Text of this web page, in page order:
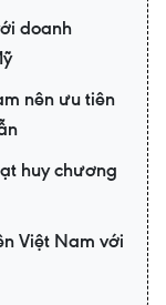
doanh
nên ưu tiên
huy chương
Việt Nam với